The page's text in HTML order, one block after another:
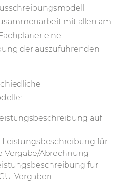
mit allen am
eine
der auszuführenden
auf
Leistungsbeschreibung für
Vergabe/Abrechnung
für
Vergaben